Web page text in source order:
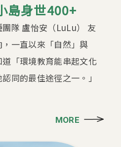
島身世400+
隊 盧怡安（LuLu） 友
一直以來「自然」與
道「環境教育能串起文化
同的最佳途徑之一。」
MORE